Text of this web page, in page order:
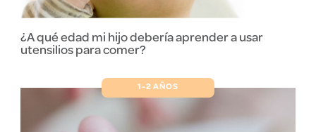
¿A qué edad mi hijo debería aprender a usar
utensilios para comer?
1-2 AÑOS